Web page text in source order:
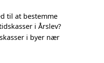
til at bestemme
i Årslev?
i byer nær